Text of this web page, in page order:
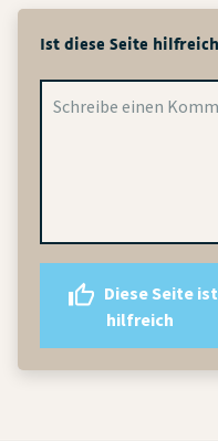
Ist diese Seite
hilfreich